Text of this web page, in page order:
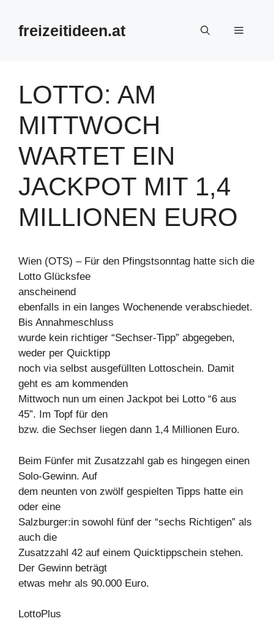
Inhalt
springenfreizeitideen.at Menü
LOTTO: AM
MITTWOCH
WARTET EIN
JACKPOT MIT 1,4
MILLIONEN EURO
Wien (OTS) – Für den Pfingstsonntag hatte sich die
Lotto Glücksfee
anscheinend
ebenfalls in ein langes Wochenende verabschiedet.
Bis Annahmeschluss
wurde kein richtiger “Sechser-Tipp” abgegeben,
weder per Quicktipp
noch via selbst ausgefüllten Lottoschein. Damit
geht es am kommenden
Mittwoch nun um einen Jackpot bei Lotto “6 aus
45”. Im Topf für den
bzw. die Sechser liegen dann 1,4 Millionen Euro.
Beim Fünfer mit Zusatzzahl gab es hingegen einen
Solo-Gewinn. Auf
dem neunten von zwölf gespielten Tipps hatte ein
oder eine
Salzburger:in sowohl fünf der “sechs Richtigen” als
auch die
Zusatzzahl 42 auf einem Quicktippschein stehen.
Der Gewinn beträgt
etwas mehr als 90.000 Euro.
LottoPlus